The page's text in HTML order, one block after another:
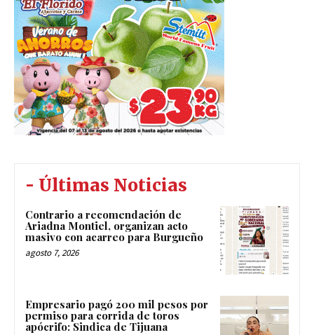
- Últimas Noticias
Contrario a recomendación de
Ariadna Montiel, organizan acto
masivo con acarreo para Burgueño
agosto 7, 2026
Empresario pagó 200 mil pesos por
permiso para corrida de toros
apócrifo: Sindica de Tijuana